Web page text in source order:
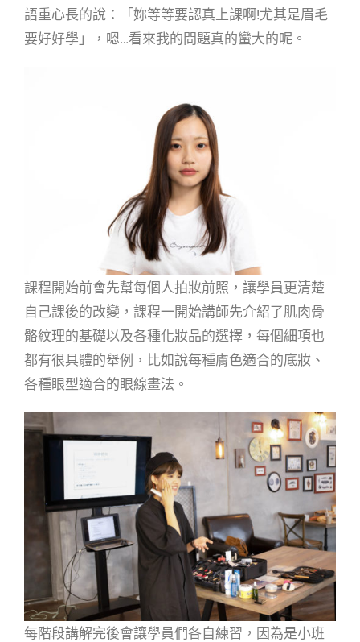
語重心長的說：「妳等等要認真上課啊!尤其是眉毛
要好好學」，嗯…看來我的問題真的蠻大的呢。
課程開始前會先幫每個人拍妝前照，讓學員更清楚
自己課後的改變，課程一開始講師先介紹了肌肉骨
骼紋理的基礎以及各種化妝品的選擇，每個細項也
都有很具體的舉例，比如說每種膚色適合的底妝、
各種眼型適合的眼線畫法。
每階段講解完後會讓學員們各自練習，因為是小班